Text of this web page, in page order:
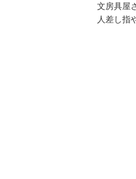
文房具屋
人差し指